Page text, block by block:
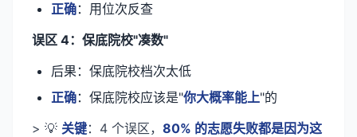
正确：用位次反查
误区 4：保底院校"凑数"
后果：保底院校档次太低
正确：保底院校应该是"你大概率能上"的
> 💡 关键：4 个误区， 80% 的志愿失败都是因为这